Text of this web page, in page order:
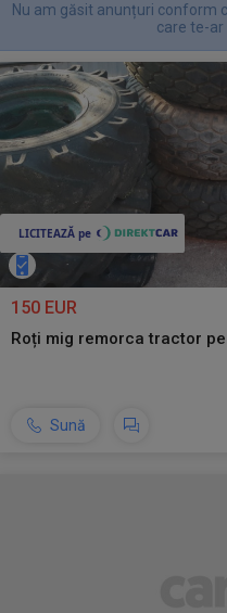
Nu am găsit anunțuri conform
care te-ar
150 EUR
Roți mig remorca tractor
Sună